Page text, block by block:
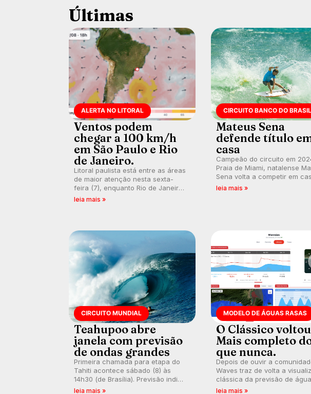
Últimas
ALERTA NO LITORAL
Ventos podem
chegar a 100 km/h
em São Paulo e Rio
de Janeiro.
Litoral paulista está entre as áreas
de maior atenção nesta sexta-
feira (7), enquanto Rio de Janeiro
também recebe alerta para ventos
leia mais »
CIRCUITO BANCO DO BRASIL
Mateus Sena
defende título
casa
Campeão do circuito em
Praia de Miami, natalense
Sena volta a competir em
busca de manter a hegemonia
leia mais »
CIRCUITO MUNDIAL
Teahupoo abre
janela com previsão
de ondas grandes
Primeira chamada para etapa do
Tahiti acontece sábado (8) às
14h30 (de Brasília). Previsão indica
swell consistente. Medina
leia mais »
MODELO DE ÁGUAS RASAS
O Clássico
Mais completo
que nunca.
Depois de ouvir a
Waves traz de volta a
clássica da previsão de
rasas, agora integrada à nova
leia mais »